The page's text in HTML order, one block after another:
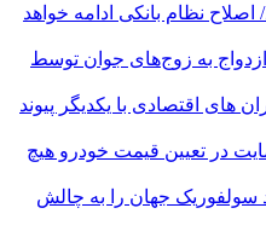
اصلاح نظام بانکی ادامه خواهد
۸ همت وام ازدواج به زوج‌های جوان توسط
اقتصادی با یکدیگر پیوند
در تعیین قیمت خودرو هیچ
سولفوریک جهان را به چالش